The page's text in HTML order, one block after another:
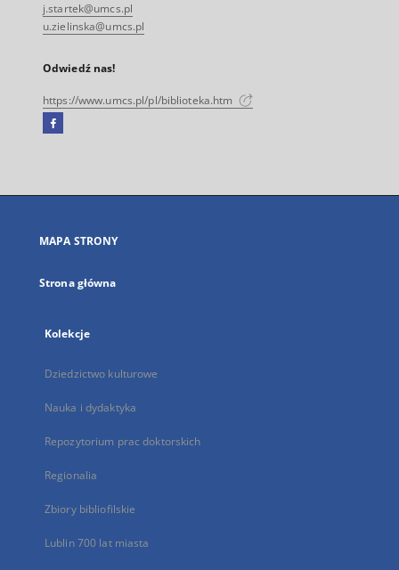
j.startek@umcs.pl
u.zielinska@umcs.pl
Odwiedź nas!
https://www.umcs.pl/pl/biblioteka.htm
Facebook
się
karcie
MAPA STRONY
Strona główna
Kolekcje
Dziedzictwo kulturowe
Nauka i dydaktyka
Repozytorium prac doktorskich
Regionalia
Zbiory bibliofilskie
Lublin 700 lat miasta